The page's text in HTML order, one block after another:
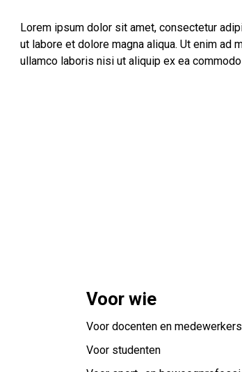
Lorem ipsum dolor sit amet, consectetur
ut labore et dolore magna aliqua. Ut enim ad
ullamco laboris nisi ut aliquip ex ea
Voor wie
Voor docenten en medewerkers
Voor studenten